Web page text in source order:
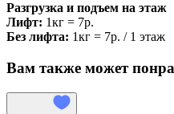
Разгрузка и подъем на этаж
Лифт: 1кг = 7р.
Без лифта: 1кг = 7р. / 1 этаж
Вам также может